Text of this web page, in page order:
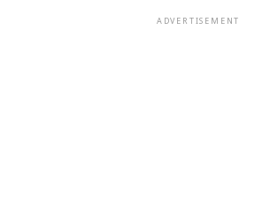
ADVERTISEMENT